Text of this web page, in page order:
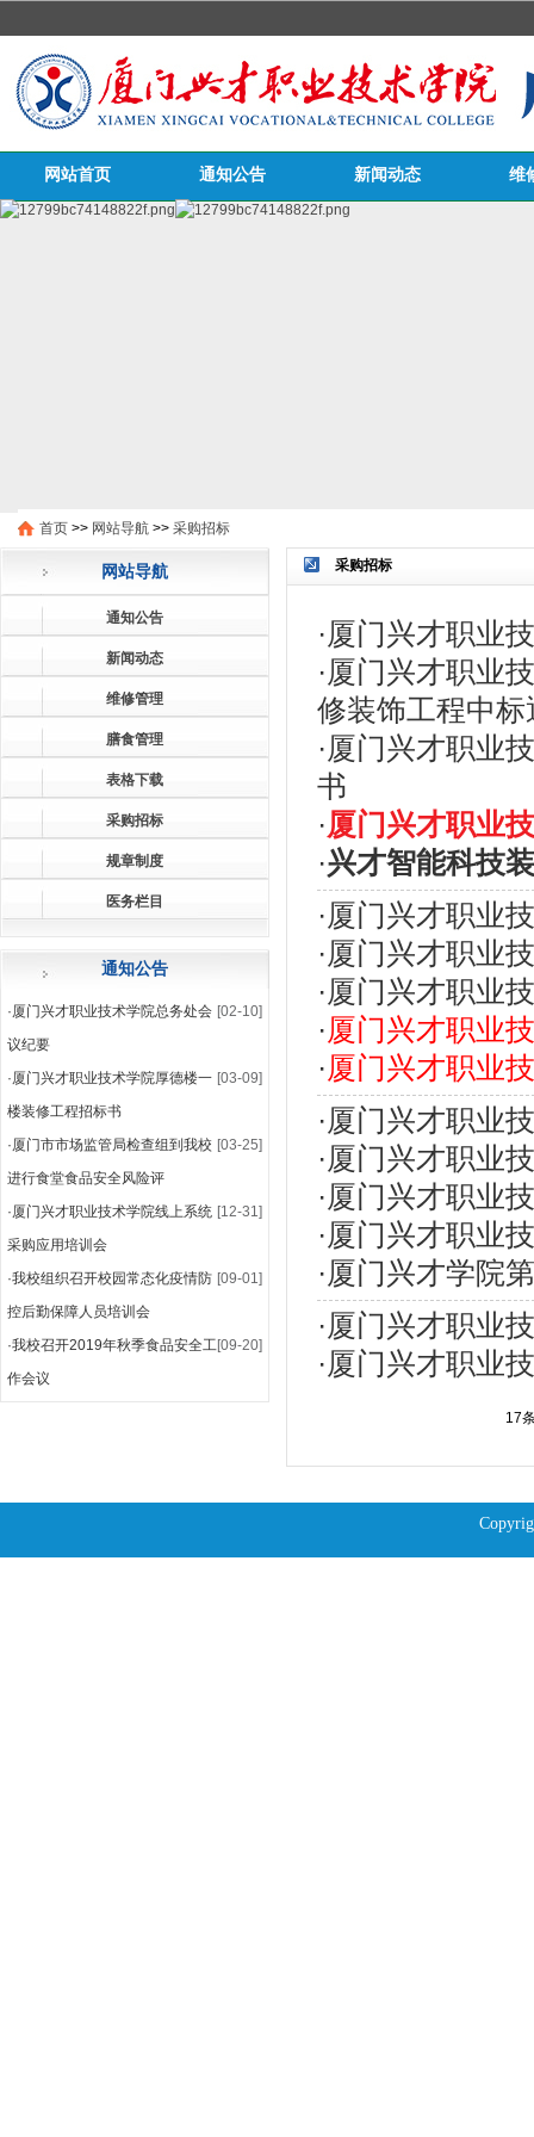
网站首页 通知公告 新闻动态 维
首页 >> 网站导航 >> 采购招标
网站导航
通知公告
新闻动态
维修管理
膳食管理
表格下载
采购招标
规章制度
医务栏目
通知公告
[02-10]
·厦门兴才职业技术学院总务处会
议纪要
[03-09]
·厦门兴才职业技术学院厚德楼一
楼装修工程招标书
[03-25]
·厦门市市场监管局检查组到我校
进行食堂食品安全风险评
[12-31]
·厦门兴才职业技术学院线上系统
采购应用培训会
[09-01]
·我校组织召开校园常态化疫情防
控后勤保障人员培训会
[09-20]
·我校召开2019年秋季食品安全工
作会议
采购招标
·厦门兴才职业
·厦门兴才职业
修装饰工程中标
·厦门兴才职业
书
·厦门兴才职业
·兴才智能科技
·厦门兴才职业
·厦门兴才职业
·厦门兴才职业
·厦门兴才职业
·厦门兴才职业
·厦门兴才职业
·厦门兴才职业
·厦门兴才职业
·厦门兴才职业
·厦门兴才学院
·厦门兴才职业
·厦门兴才职业
17